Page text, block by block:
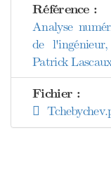
Référence :
Analyse
de
Patrick
Fichier :